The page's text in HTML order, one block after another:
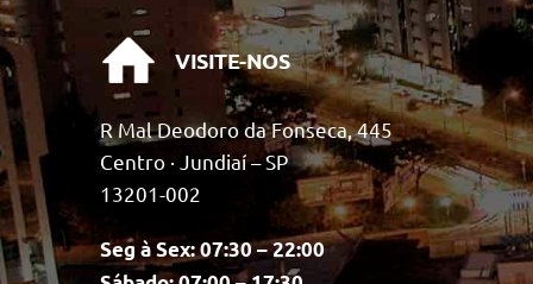
VISITE-NOS
R Mal Deodoro da Fonseca, 445
Centro · Jundiaí – SP
13201-002
Seg à Sex: 07:30 – 22:00